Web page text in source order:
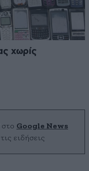
χωρίς
στο Google News
ειδήσεις